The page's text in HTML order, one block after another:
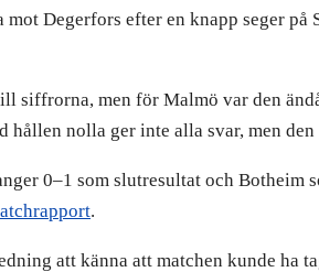
Degerfors efter en knapp seger
siffrorna, men för Malmö var den
hållen nolla ger inte alla svar, men
0–1 som slutresultat och
.
att känna att matchen kunde